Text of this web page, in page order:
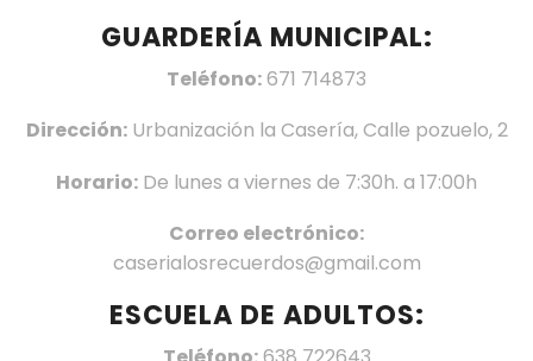
GUARDERÍA MUNICIPAL:
Teléfono:671 714873
Dirección:Urbanización la Casería, Calle pozuelo, 2
Horario: De lunes a viernes de 7:30h. a 17:00h
Correo electrónico:
caserialosrecuerdos@gmail.com
ESCUELA DE ADULTOS: